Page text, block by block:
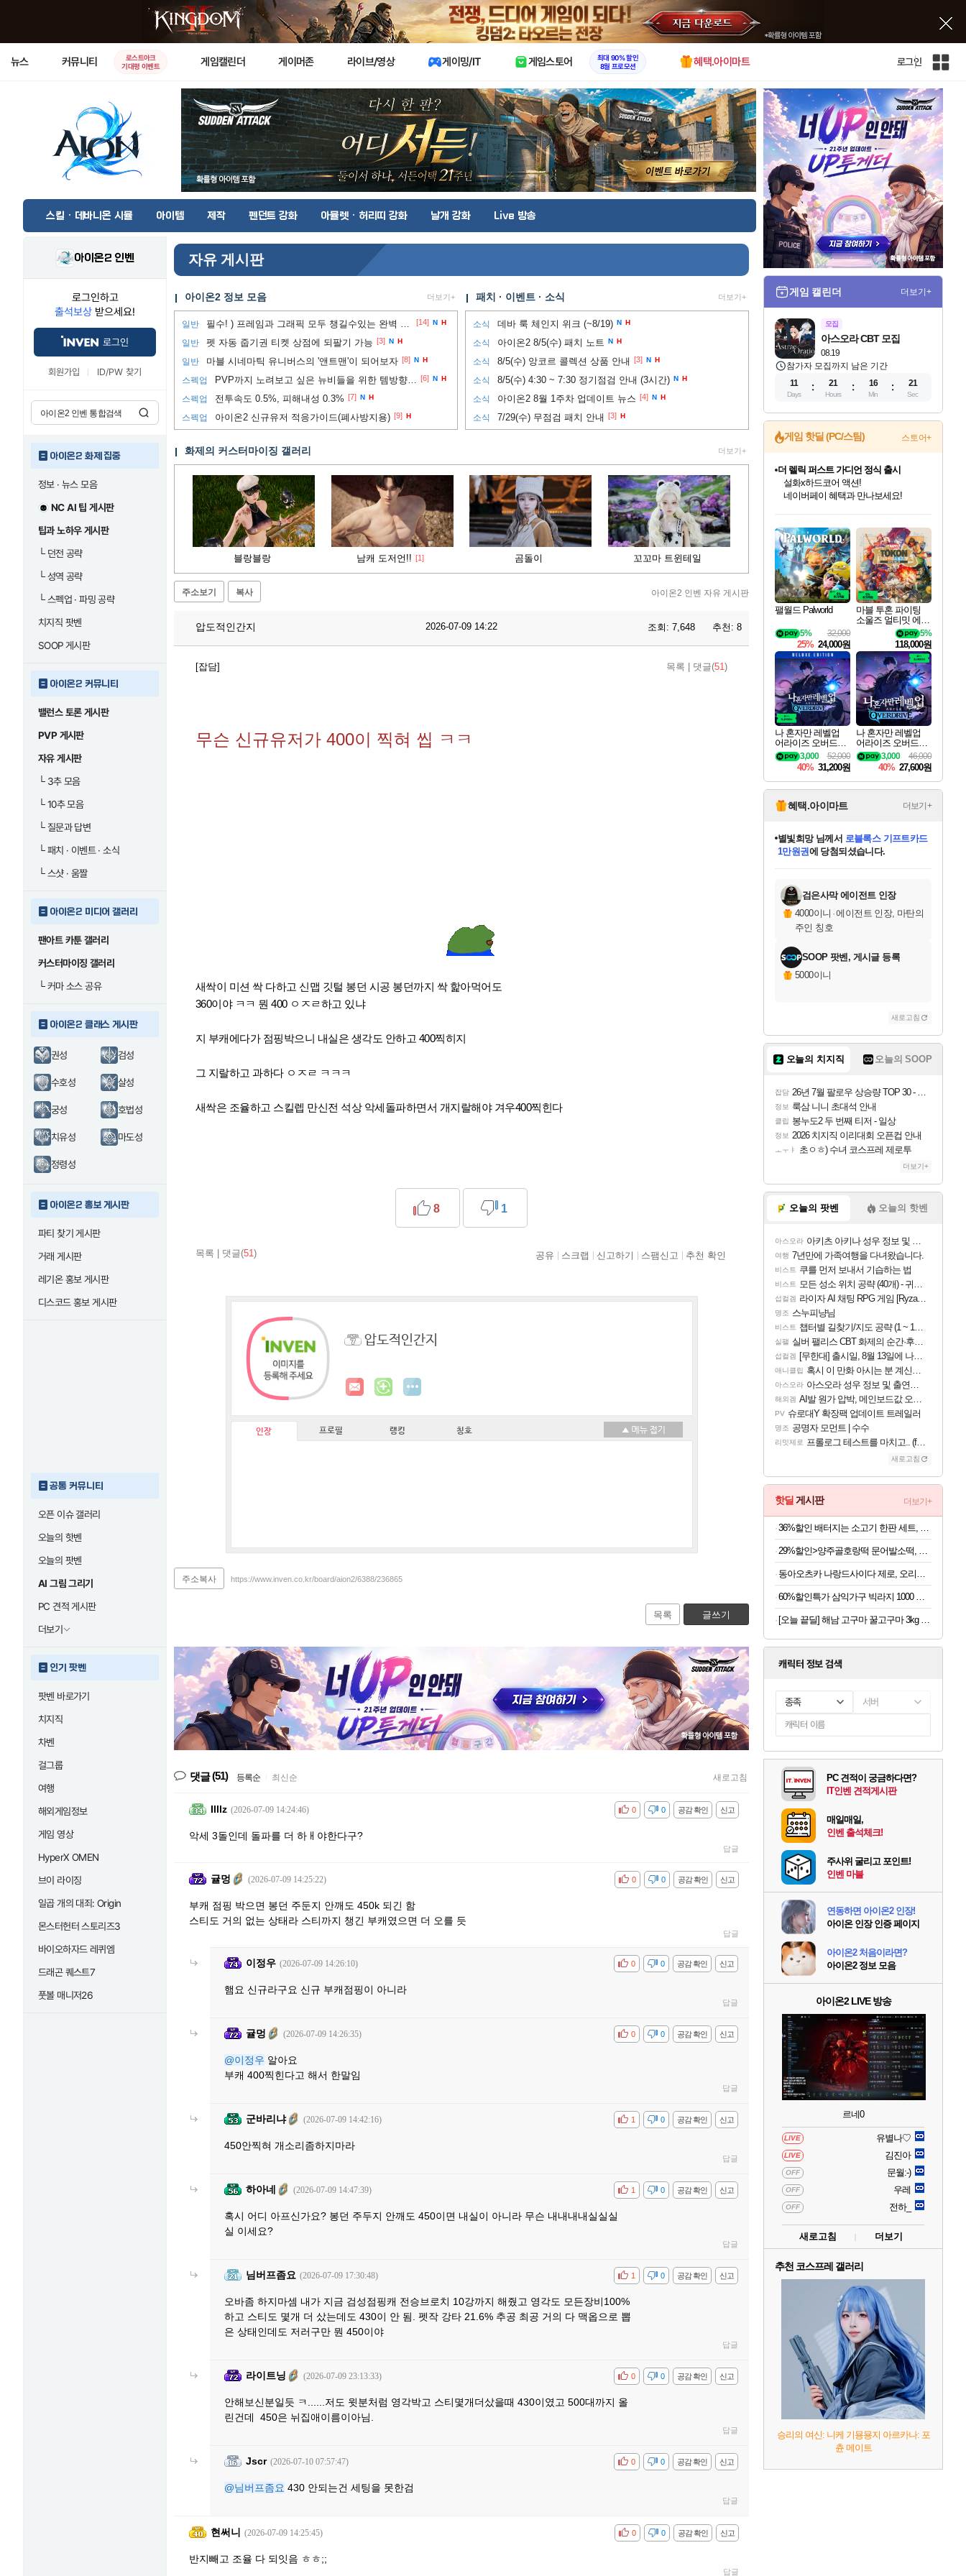
X
뉴스 커뮤니티
로스트아크
기대평 이벤트
게임캘린더 게이머존 라이브/영상 게이밍/IT 게임스토어
최대 90% 할인
8월 프로모션
혜택.아이마트 로그인
인
전
사
이
트
스킬 · 데바니온 시뮬 아이템 제작 펜던트 강화 아뮬렛 · 허리띠 강화 날개 강화 Live 방송
아이온2 인벤
로그인하고
출석보상 받으세요!
로그인
회원가입 ID/PW 찾기
아이온2 화제 집중
정보 · 뉴스 모음
NC AI 팁 게시판
팁과 노하우 게시판
└던전 공략
└성역 공략
└스펙업 · 파밍 공략
치지직 팟벤
SOOP 게시판
아이온2 커뮤니티
밸런스 토론 게시판
PVP 게시판
자유 게시판
└3추 모음
└10추 모음
└질문과 답변
└패치 · 이벤트 · 소식
└스샷 · 움짤
아이온2 미디어 갤러리
팬아트 카툰 갤러리
커스터마이징 갤러리
└커마 소스 공유
아이온2 클래스 게시판
권성 검성
수호성 살성
궁성 호법성
치유성 마도성
정령성
아이온2 홍보 게시판
파티 찾기 게시판
거래 게시판
레기온 홍보 게시판
디스코드 홍보 게시판
공통 커뮤니티
오픈 이슈 갤러리
오늘의 핫벤
오늘의 팟벤
AI 그림 그리기
PC 견적 게시판
더보기
인기 팟벤
팟벤 바로가기
치지직
차벤
걸그룹
여행
해외게임정보
게임 영상
HyperX OMEN
브이 라이징
일곱 개의 대죄: Origin
몬스터헌터 스토리즈3
바이오하자드 레퀴엠
드래곤 퀘스트7
풋볼 매니저26
자유 게시판
아이온2 정보 모음 더보기+
일반 필수! ) 프레임과 그래픽 모두 챙길수있는 완벽 세팅법!! [14] N H
일반 펫 자동 줍기권 티켓 상점에 되팔기 가능 [3] N H
일반 마블 시네마틱 유니버스의 '앤트맨'이 되어보자 [8] N H
스펙업 PVP까지 노려보고 싶은 뉴비들을 위한 템방향성 추천 [6] N H
스펙업 전투속도 0.5%, 피해내성 0.3% [7] N H
스펙업 아이온2 신규유저 적응가이드(폐사방지용) [9] H
패치 · 이벤트 · 소식 더보기+
소식 데바 룩 체인지 위크 (~8/19) N H
소식 아이온2 8/5(수) 패치 노트 N H
소식 8/5(수) 앙코르 콜렉션 상품 안내 [3] N H
소식 8/5(수) 4:30 ~ 7:30 정기점검 안내 (3시간) N H
소식 아이온2 8월 1주차 업데이트 뉴스 [4] N H
소식 7/29(수) 무점검 패치 안내 [3] H
화제의 커스터마이징 갤러리 더보기+
블랑블랑 남캐 도저언!! [1] 곰돌이 꼬꼬마 트윈테일
주소보기 복사 아이온2 인벤 자유 게시판
압도적인간지 2026-07-09 14:22 조회: 7,648 추천: 8
[잡담] 목록 댓글(51)
무슨 신규유저가 400이 찍혀 씹 ㅋㅋ
새싹이 미션 싹 다하고 신맵 깃털 봉던 시공 봉던까지 싹 핥아먹어도
360이야 ㅋㅋ 뭔 400 ㅇㅈㄹ하고 있냐
지 부캐에다가 점핑박으니 내실은 생각도 안하고 400찍히지
그 지랄하고 과하다 ㅇㅈㄹ ㅋㅋㅋ
새싹은 조율하고 스킬렙 만신전 석상 악세돌파하면서 개지랄해야 겨우400찍힌다
목록 댓글(51)
8 1
공유 스크랩 신고하기 스팸신고 추천 확인
압도적인간지
인장 프로필 랭킹 칭호
주소복사 https://www.inven.co.kr/board/aion2/6388/236865
목록 글쓰기
댓글(51) 등록순 최신순 새로고침
Illlz (2026-07-09 14:24:46) 신고
공감 확인
비공감 0
0
악세 3돌인데 돌파를 더 하ㅐ야한다구?
답글
귤멍 (2026-07-09 14:25:22) 신고
공감 확인
비공감 0
0
부캐 점핑 박으면 봉던 주둔지 안깨도 450k 되긴 함
스티도 거의 없는 상태라 스티까지 챙긴 부캐였으면 더 오를 듯
답글
이정우 (2026-07-09 14:26:10) 신고
공감 확인
비공감 0
0
햄요 신규라구요 신규 부캐점핑이 아니라
답글
귤멍 (2026-07-09 14:26:35) 신고
공감 확인
비공감 0
0
@이정우 알아요
부캐 400찍힌다고 해서 한말임
답글
군바리냐 (2026-07-09 14:42:16) 신고
공감 확인
비공감 0
1
450안찍혀 개소리좀하지마라
답글
하아네 (2026-07-09 14:47:39) 신고
공감 확인
비공감 0
1
혹시 어디 아프신가요? 봉던 주두지 안깨도 450이면 내실이 아니라 무슨 내내내내실실실
실 이세요?
답글
님버프좀요 (2026-07-09 17:30:48) 신고
공감 확인
비공감 0
1
오바좀 하지마셈 내가 지금 검성점핑캐 전승브로치 10강까지 해줬고 영각도 모든장비100%
하고 스티도 몇개 더 샀는데도 430이 안 됨. 펫작 강타 21.6% 추공 최공 거의 다 맥옵으로 뽑
은 상태인데도 저러구만 뭔 450이야
답글
라이트닝 (2026-07-09 23:13:33) 신고
공감 확인
비공감 0
0
안해보신분일듯 ㅋ......저도 윗분처럼 영각박고 스티몇개더샀을때 430이였고 500대까지 올
린건데 450은 뉘집애이름이아님.
답글
Jscr (2026-07-10 07:57:47) 신고
공감 확인
비공감 0
0
@님버프좀요 430 안되는건 세팅을 못한검
답글
현써니 (2026-07-09 14:25:45) 신고
공감 확인
비공감 0
0
반지빼고 조율 다 되잇음 ㅎㅎ;;
답글
게임 캘린더 더보기+
모집
08.19
아스오라 CBT 모집
참가자 모집까지 남은 기간
11
Days
21
Hours
16
Min
20
Sec
게임 핫딜 (PC/스팀) 스토어+
최대 90% 할인가를 만나보세요!
네이버혜택과 함께 만나보세요!
50%할인&추가 적립까지!
네이버 포인트 혜택까지!
이니&베니 혜택까지!
네이버 혜택가와 함께 예약하세요!
할인&네이버혜택으로 만나보세요!
더 렐릭 퍼스트 가디언 정식 출시
설화x하드코어 액션!
네이버페이 혜택과 만나보세요!
40주년 프로모션으로 만나보세요!
할인가에 만나보세요!
일부 에디션 상시 할인!
혜택으로 예약 판매 중
편안하게 충전하세요
팰월드 Palworld
32,000
5%
25% 24,000원
마블 투혼 파이팅
소울즈 얼티밋 에디
션 MARVEL Tokon
Fighting Souls Ultima
te Edition
5%
118,000원
나 혼자만 레벨업
어라이즈 오버드라
이브 디럭스 에디션
Solo Leveling Arise
Overdrive Deluxe Edi
tion
52,000
3,000
40% 31,200원
나 혼자만 레벨업
어라이즈 오버드라
이브 Solo Leveling A
rise
46,000
3,000
40% 27,600원
혜택.아이마트 더보기+
교환.
당첨되셨습니다.
당첨되셨습니다.
당첨되셨습니다.
별빛희망님께서 로블록스 기프트카드
1만원권에 당첨되셨습니다.
당첨되셨습니다.
당첨되셨습니다.
당첨되셨습니다.
당첨되셨습니다.
에디션 (스팀코드)를 교환.
당첨되셨습니다.
검은사막 에이전트 인장
4000이니 ·에이전트 인장, 마탄의
주인 칭호
SOOP 팟벤, 게시글 등록
5000이니
새로고침
오늘의 치지직 오늘의 SOOP
잡담 26년 7월 팔로우 상승량 TOP 30 - 월간 치지직
정보 룩삼 니니 초대석 안내
클립 봉누도2 두 번째 티저 - 일상
정보 2026 치지직 이리대회 오픈컵 안내
ㅗㅜㅑ 초ㅇㅎ) 수녀 코스프레 제로투
더보기+
오늘의 팟벤 오늘의 핫벤
아스오라 아키츠 아키나 성우 정보 및 주요 필모
여행 7년만에 가족여행을 다녀왔습니다.
비스트 쿠를 먼저 보내서 기습하는 법
비스트 모든 성소 위치 공략 (40개) - 귀환한 영혼 도전과제
섭컬겜 라이자 AI 채팅 RPG 게임 [RyzaChat: AI] 공개
명조 스누피냥님
비스트 챕터별 길찾기/지도 공략 (1 ~ 12장)
실팰 실버 팰리스 CBT 화제의 순간·후기 모음
섭컬겜 [무한대] 출시일, 8월 13일에 나오나
애니클립 혹시 이 만화 아시는 분 계신가요
아스오라 아스오라 성우 정보 및 출연작 모음
해외겜 AI발 원가 압박, 메인보드값 오르나
PV 슈로대Y 확장팩 업데이트 트레일러
명조 공명자 모먼트 | 수수
리밋제로 프롤로그 테스트를 마치고.. (feat. 리아)
새로고침
핫딜 게시판 더보기+
[오늘 끝딜] 해남 고구마 꿀고구마 3kg 5kg 베니하루카 황금 호박고구마
캐릭터 정보 검색
종족 서버
PC 견적이 궁금하다면?
IT인벤 견적게시판
매일매일,
인벤 출석체크!
주사위 굴리고 포인트!
인벤 마블
연동하면 아이온2 인장!
아이온 인장 인증 페이지
아이온2 처음이라면?
아이온2 정보 모음
아이온2 LIVE 방송
르네0
LIVE 유별나♡
LIVE 김진아
OFF 문월:-)
OFF 우레
OFF 전하_
새로고침 더보기
추천 코스프레 갤러리
승리의 여신: 니케 기묭묭지 아르카나: 포
츈 메이트